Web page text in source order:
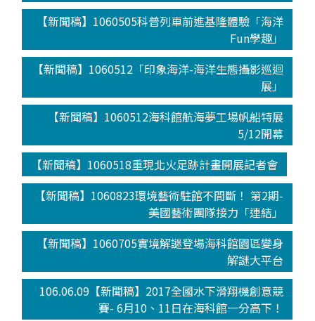
【新聞稿】1060505科普列車前進基隆體驗「海洋
Fun學趣」
【新聞稿】1060512「印象海洋-海洋生態攝影巡迴
展」
【新聞稿】1060512海科館航海夢工場帆船特展
5/12開幕
【新聞稿】1060518重現北火足跡計畫開展記者會
【新聞稿】1060823環境藝術駐館不間斷！ 第2期-
美國藝術團隊接力「連結」
【新聞稿】1060705實境解謎登場海科館園區變身
解謎大平台
106.06.09【新聞稿】2017全國水下滑翔機創意競
賽- 6月10、11日在海科館一分高下！